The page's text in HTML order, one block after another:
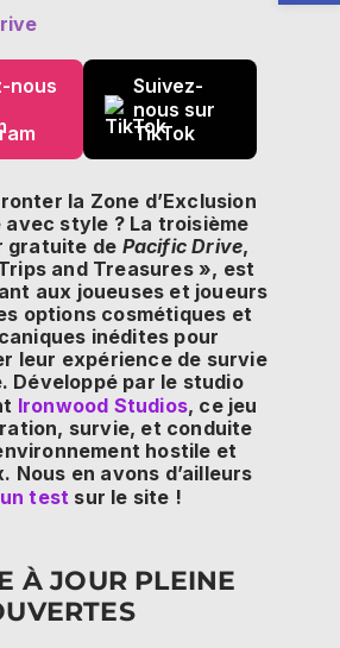
nous
Suivez-
nous sur
TikTok
la Zone d’Exclusion
avec style ? La troisième
gratuite de Pacific Drive,
and Treasures », est
aux joueuses et joueurs
options cosmétiques et
inédites pour
leur expérience de survie
Développé par le studio
Ironwood Studios, ce jeu
survie, et conduite
hostile et
Nous en avons d’ailleurs
un test sur le site !
À JOUR PLEINE